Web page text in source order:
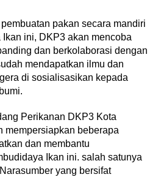
pakan secara mandiri
ini, DKP3 akan mencoba
dan berkolaborasi dengan
mendapatkan ilmu dan
di sosialisasikan kepada
Perikanan DKP3 Kota
mempersiapkan beberapa
dan membantu
Ikan ini. salah satunya
yang bersifat